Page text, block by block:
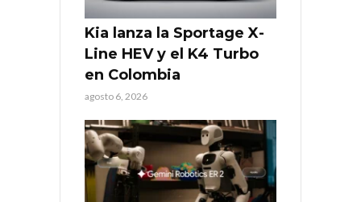
Kia lanza la Sportage X-
Line HEV y el K4 Turbo
en Colombia
agosto 6, 2026